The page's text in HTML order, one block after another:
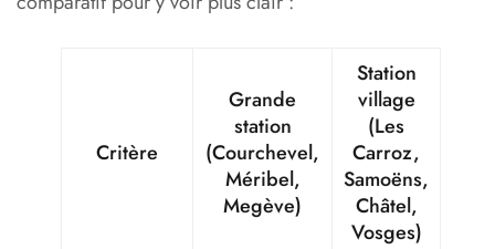
Critère
Grande
station
(Courchevel,
Méribel,
Megève)
Station
village
(Les
Carroz,
Samoëns,
Châtel,
Vosges)